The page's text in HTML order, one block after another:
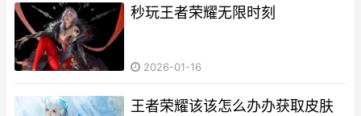
秒玩王者荣耀无限时刻
2026-01-16
王者荣耀该该怎么办办获取皮肤